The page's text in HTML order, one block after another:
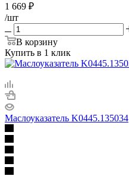
1 669 ₽
/шт
В корзину
Купить в 1 клик
Маслоуказатель K0445.135034